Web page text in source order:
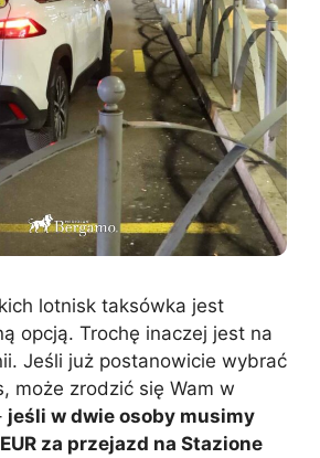
lotnisk taksówka jest
opcją. Trochę inaczej jest na
Jeśli już postanowicie wybrać
może zrodzić się Wam w
jeśli w dwie osoby musimy
za przejazd na Stazione